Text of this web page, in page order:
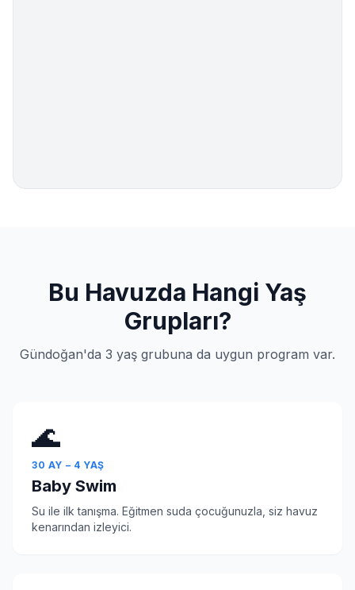
Bu Havuzda Hangi Yaş
Grupları?
Gündoğan'da 3 yaş grubuna da uygun program var.
🌊
30 AY – 4 YAŞ
Baby Swim
Su ile ilk tanışma. Eğitmen suda çocuğunuzla, siz havuz
kenarından izleyici.